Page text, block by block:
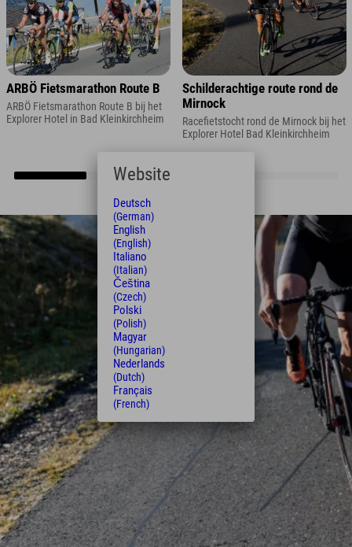
ARBÖ Fietsmarathon Route B
ARBÖ Fietsmarathon Route B bij het
Explorer Hotel in Bad Kleinkirchheim
Schilderachtige route rond de
Mirnock
Racefietstocht rond de Mirnock bij het
Explorer Hotel Bad Kleinkirchheim
Website
Deutsch
(German)
English
(English)
Italiano
(Italian)
Čeština
(Czech)
Polski
(Polish)
Magyar
(Hungarian)
Nederlands
(Dutch)
Français
(French)